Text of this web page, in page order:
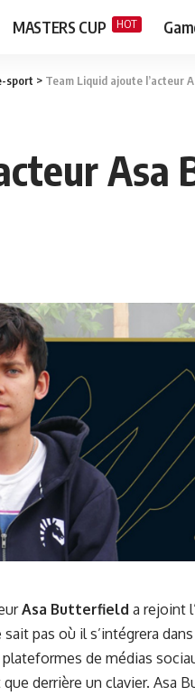
MASTERS CUP HOT
sport > Team Liquid ajoute l’acteur
Asa Butterfield a rejoint
pas où il s’intégrera
de médias
derrière un clavier. Asa